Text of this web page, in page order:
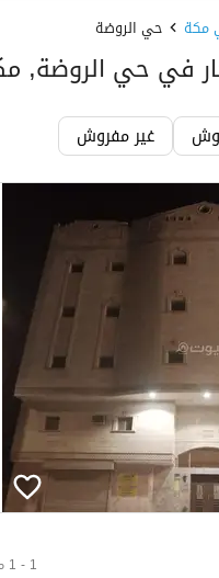
مكة حي الروضة
في حي الروضة,
غير مفروش
1 - 1 من 1 عمائر سكنية